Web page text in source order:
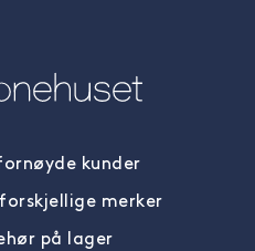
kunder
merker
på lager